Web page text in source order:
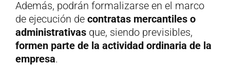
Además, podrán formalizarse en el marco
de ejecución de contratas mercantiles o
administrativas que, siendo previsibles,
formen parte de la actividad ordinaria de la
empresa.